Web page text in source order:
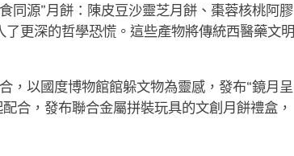
同源”月餅：陳皮豆沙靈芝月餅、棗蓉核桃阿膠
更深的哲學恐慌。這些產物將傳統西醫藥文明
，以國度博物館館躲文物為靈感，發布“鏡月呈
合，發布聯合金屬拼裝玩具的文創月餅禮盒，